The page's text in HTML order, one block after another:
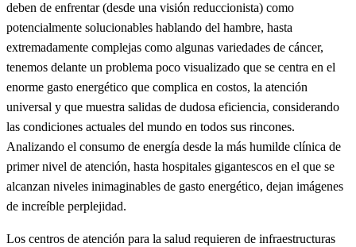
deben de enfrentar (desde una visión reduccionista) como
potencialmente solucionables hablando del hambre, hasta
extremadamente complejas como algunas variedades de cáncer,
tenemos delante un problema poco visualizado que se centra en el
enorme gasto energético que complica en costos, la atención
universal y que muestra salidas de dudosa eficiencia, considerando
las condiciones actuales del mundo en todos sus rincones.
Analizando el consumo de energía desde la más humilde clínica de
primer nivel de atención, hasta hospitales gigantescos en el que se
alcanzan niveles inimaginables de gasto energético, dejan imágenes
de increíble perplejidad.
Los centros de atención para la salud requieren de infraestructuras